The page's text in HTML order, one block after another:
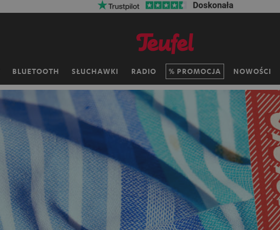
BLUETOOTH SŁUCHAWKI RADIO PROMOCJA NOWOŚCI